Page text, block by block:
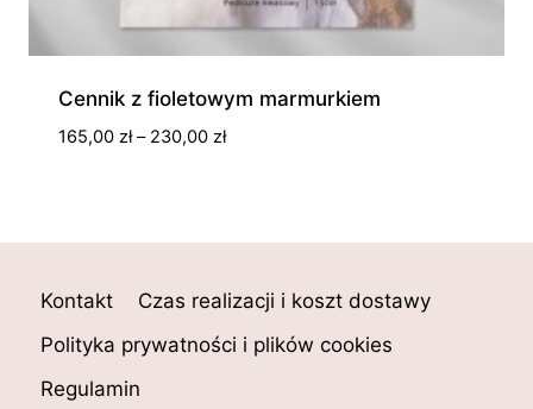
Cennik z fioletowym marmurkiem
165,00 zł – 230,00 złZakres
do
Kontakt
Czas realizacji i koszt dostawy
Polityka prywatności i plików cookies
Regulamin